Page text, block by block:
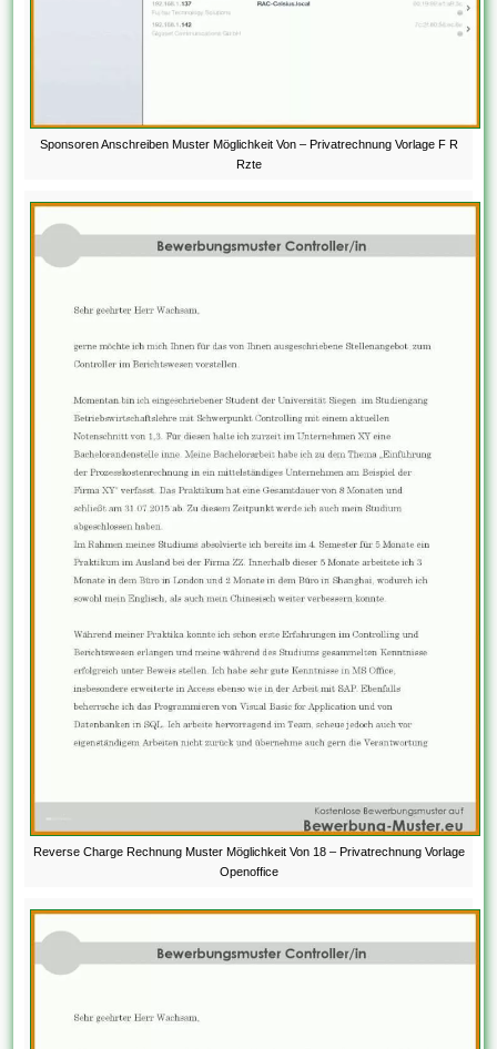
Sponsoren Anschreiben Muster Möglichkeit Von – Privatrechnung Vorlage F R
Rzte
Reverse Charge Rechnung Muster Möglichkeit Von 18 – Privatrechnung Vorlage
Openoffice